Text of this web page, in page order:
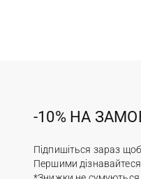
-10% НА
Підпишіться зараз
Першими